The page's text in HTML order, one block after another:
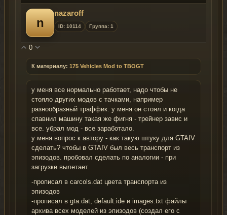
n
nazaroff
ID: 10114 Группа: 1
0
К материалу: 175 Vehicles Mod to TBOGT
у меня все нормально работает, надо чтобы не
стояло других модов с тачками, например
разнообразный траффик. у меня он стоял и когда
спавнил машину такая же фигня - трейнер завис и
все. убрал мод - все заработало.
у меня вопрос к автору - как такую штуку для GTAIV
сделать? чтобы в GTAIV был весь транспорт из
эпизодов. пробовал сделать по аналогии - при
загрузке вылетает.
-прописал в carcols.dat цвета транспорта из
эпизодов
-прописал в gta.dat, default.ide и images.txt файлы
архива всех моделей из эпизодов (создал его с